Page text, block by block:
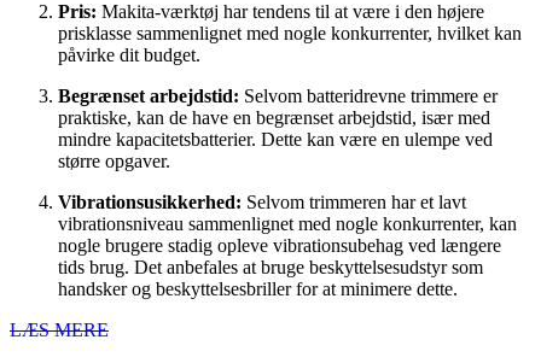
Pris: Makita-værktøj har tendens til at være i den højere
prisklasse sammenlignet med nogle konkurrenter, hvilket kan
påvirke dit budget.
Begrænset arbejdstid: Selvom batteridrevne trimmere er
praktiske, kan de have en begrænset arbejdstid, især med
mindre kapacitetsbatterier. Dette kan være en ulempe ved
større opgaver.
Vibrationsusikkerhed: Selvom trimmeren har et lavt
vibrationsniveau sammenlignet med nogle konkurrenter, kan
nogle brugere stadig opleve vibrationsubehag ved længere
tids brug. Det anbefales at bruge beskyttelsesudstyr som
handsker og beskyttelsesbriller for at minimere dette.
LÆS MERE